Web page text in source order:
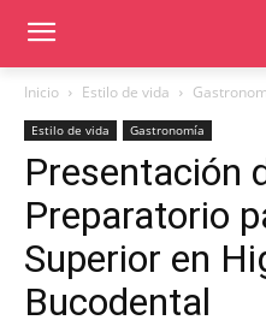
Inicio Estilo de vida
Estilo de vida Gastronomía
Presentación
Preparatorio
Superior en
Bucodental